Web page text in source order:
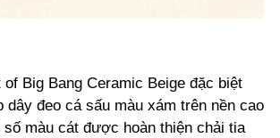
of Big Bang Ceramic Beige đặc biệt
đeo cá sấu màu xám trên nền cao
màu cát được hoàn thiện chải tia